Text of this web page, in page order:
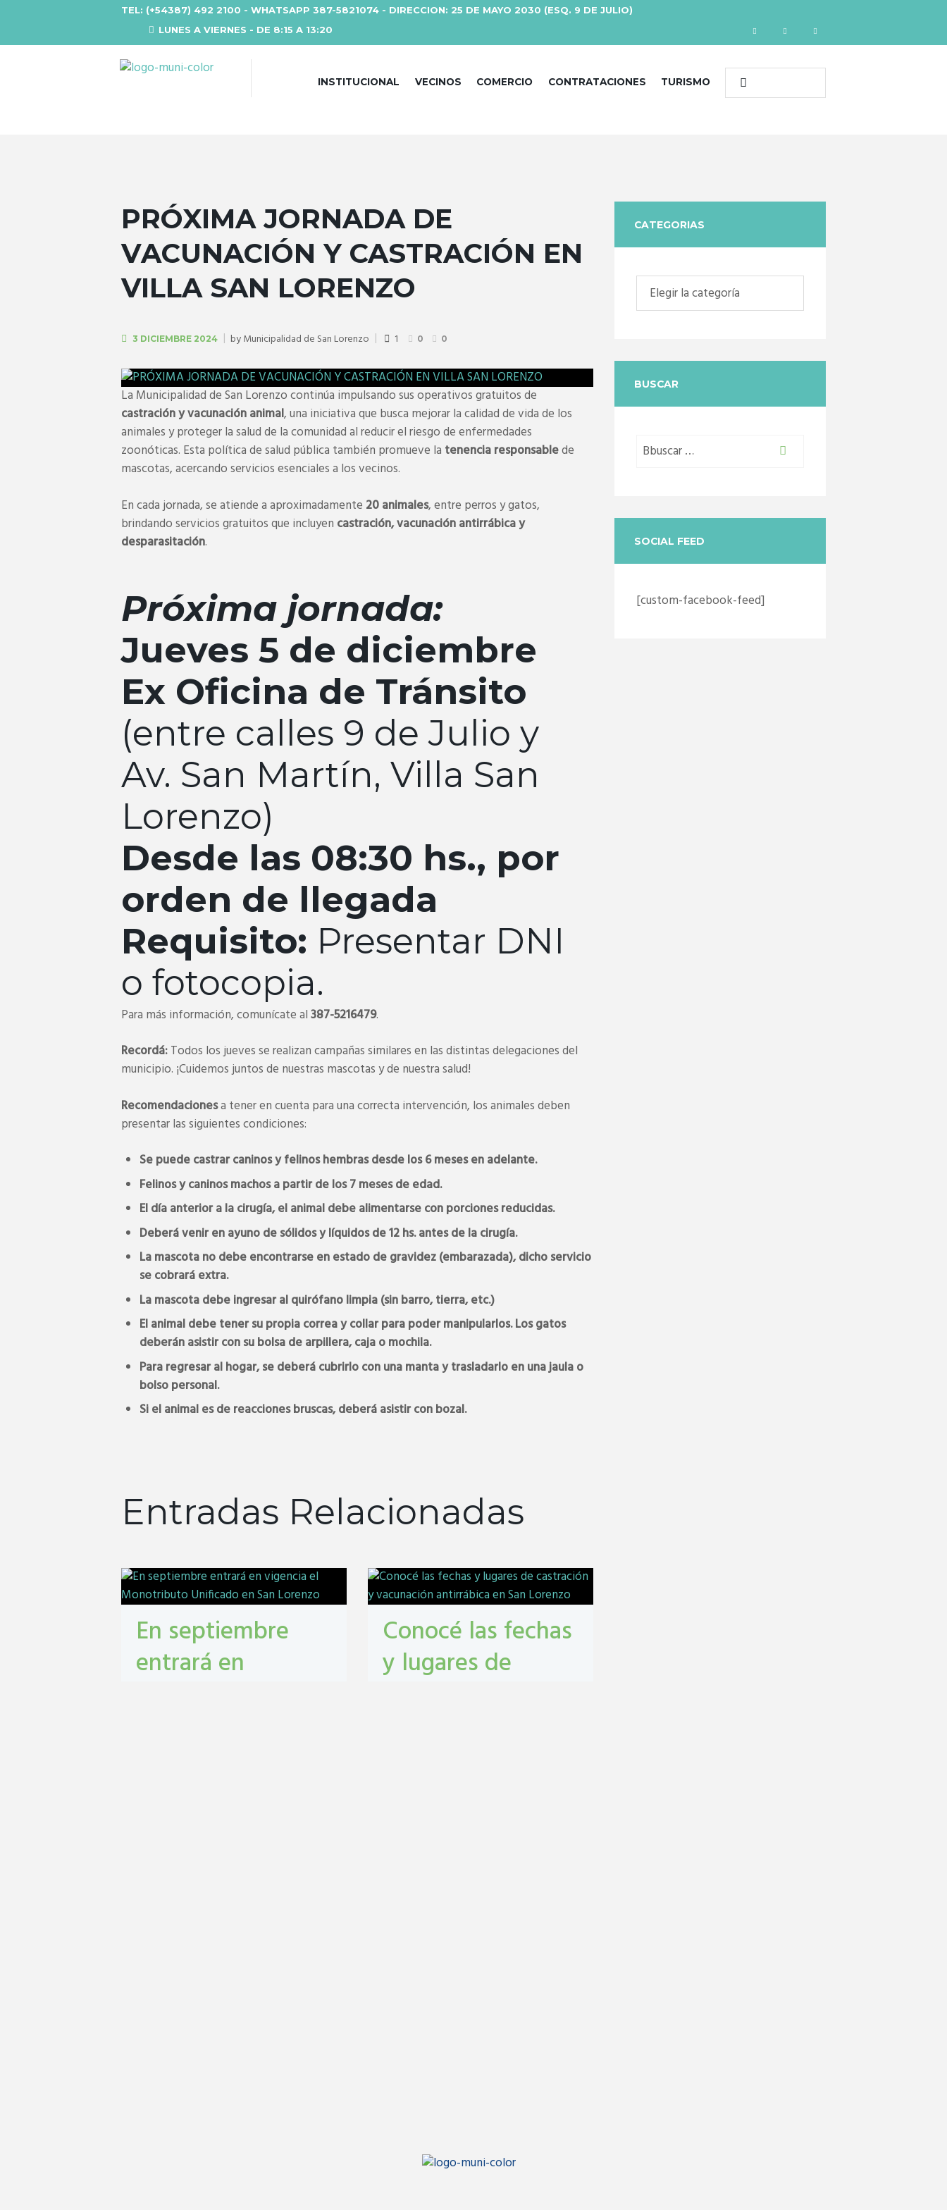
TEL: (+54387) 492 2100 - WHATSAPP 387-5821074 - DIRECCION: 25 DE MAYO 2030 (ESQ. 9 DE JULIO)
LUNES A VIERNES - DE 8:15 A 13:20
INSTITUCIONAL VECINOS COMERCIO CONTRATACIONES TURISMO
PRÓXIMA JORNADA DE
VACUNACIÓN Y CASTRACIÓN EN
VILLA SAN LORENZO
3 DICIEMBRE 2024 byMunicipalidad de San Lorenzo 1 0 0
La Municipalidad de San Lorenzo continúa impulsando sus operativos gratuitos de
castración y vacunación animal, una iniciativa que busca mejorar la calidad de vida de los
animales y proteger la salud de la comunidad al reducir el riesgo de enfermedades
zoonóticas. Esta política de salud pública también promueve la tenencia responsablede
mascotas, acercando servicios esenciales a los vecinos.
En cada jornada, se atiende a aproximadamente 20 animales, entre perros y gatos,
brindando servicios gratuitos que incluyen castración, vacunación antirrábica y
desparasitación.
Próxima jornada:
Jueves 5 de diciembre
Ex Oficina de Tránsito
(entre calles 9 de Julio y
Av. San Martín, Villa San
Lorenzo)
Desde las 08:30 hs., por
orden de llegada
Requisito: Presentar DNI
o fotocopia.
Para más información, comunícate al387-5216479.
Recordá:Todos los jueves se realizan campañas similares en las distintas delegaciones del
municipio. ¡Cuidemos juntos de nuestras mascotas y de nuestra salud!
Recomendacionesa tener en cuenta para una correcta intervención, los animales deben
presentar las siguientes condiciones:
Se puede castrar caninos y felinos hembras desde los 6 meses en adelante.
Felinos y caninos machos a partir de los 7 meses de edad.
El día anterior a la cirugía, el animal debe alimentarse con porciones reducidas.
Deberá venir en ayuno de sólidos y líquidos de 12 hs. antes de la cirugía.
La mascota no debe encontrarse en estado de gravidez (embarazada), dicho servicio
se cobrará extra.
La mascota debe ingresar al quirófano limpia (sin barro, tierra, etc.)
El animal debe tener su propia correa y collar para poder manipularlos. Los gatos
deberán asistir con su bolsa de arpillera, caja o mochila.
Para regresar al hogar, se deberá cubrirlo con una manta y trasladarlo en una jaula o
bolso personal.
Si el animal es de reacciones bruscas, deberá asistir con bozal.
Entradas Relacionadas
En septiembre
entrará en
Conocé las fechas
y lugares de
CATEGORIAS
Categorias
BUSCAR
SOCIAL FEED
[custom-facebook-feed]